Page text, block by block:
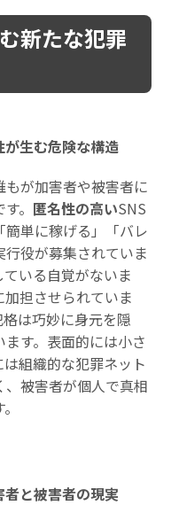
新たな犯罪
生む危険な構造
が加害者や被害者に
。 匿名性の高いSNS
単に稼げる」「バレ
役が募集されていま
ている自覚がないま
加担させられていま
は巧妙に身元を隠
ます。表面的には小さ
組織的な犯罪ネット
被害者が個人で真相
と被害者の現実